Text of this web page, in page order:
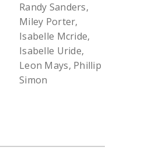
Randy Sanders,
Miley Porter,
Isabelle Mcride,
Isabelle Uride,
Leon Mays, Phillip
Simon